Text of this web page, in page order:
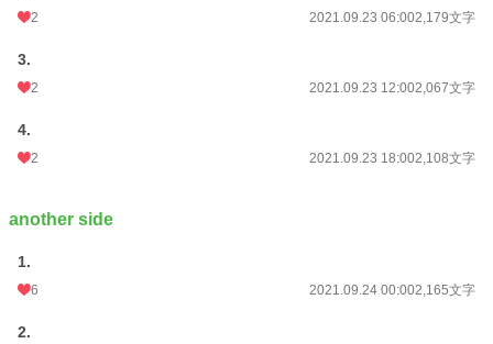
2 2021.09.23 06:002,179文字
3.
2 2021.09.23 12:002,067文字
4.
2 2021.09.23 18:002,108文字
another side
1.
6 2021.09.24 00:002,165文字
2.